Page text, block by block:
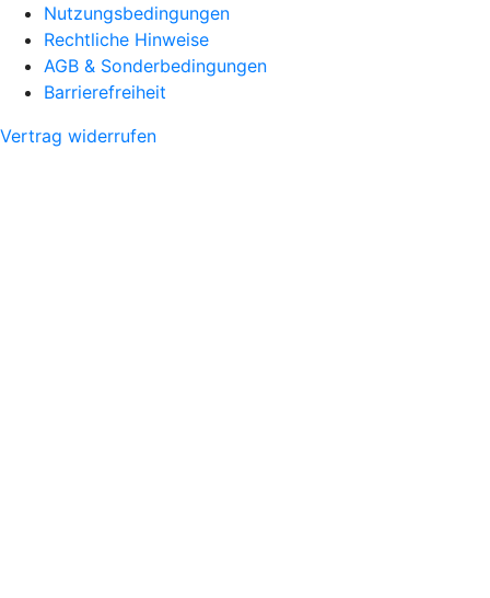
Nutzungsbedingungen
Rechtliche Hinweise
AGB & Sonderbedingungen
Barrierefreiheit
Vertrag widerrufen